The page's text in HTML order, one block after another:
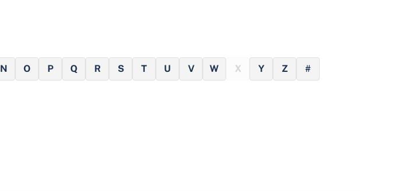
N O P Q R S T U V W X Y Z #